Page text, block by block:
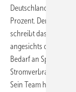
Deutschland lag er
Prozent. Der Anteil
schreibt das
angesichts dieses
Bedarf an Speichern
Stromverbrauch an
Sein Team hat daher